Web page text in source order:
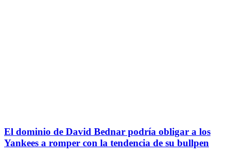
El dominio de David Bednar podría obligar a los
Yankees a romper con la tendencia de su bullpen